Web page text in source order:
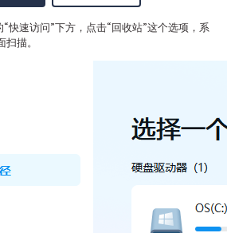
快速访问”下方，点击“回收站”这个选项，系
描。